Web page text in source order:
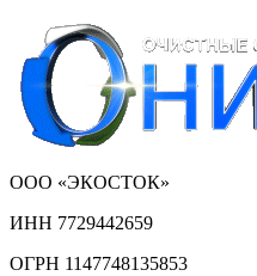
ООО «ЭКОСТОК»
ИНН 7729442659
ОГРН 1147748135853